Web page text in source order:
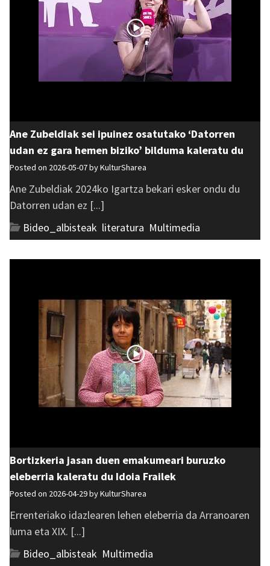
Ane Zubeldiak sei ipuinez osatutako ‘Datorren
udan ez gara hemen biziko’ bilduma kaleratu du
Posted on 2026-05-07 byKulturSharea
Ane Zubeldiak 2024ko Igartza bekari esker ondu du
Datorren udan ez [...]
Bideo_albisteak literatura Multimedia
Bortizkeria jasan duen emakumeari buruzko
eleberria kaleratu du Idoia Frailek
Posted on 2026-04-29 byKulturSharea
Errenteriako idazlearen lehen eleberria da Arranoaren
luma eta XIX. [...]
Bideo_albisteak Multimedia